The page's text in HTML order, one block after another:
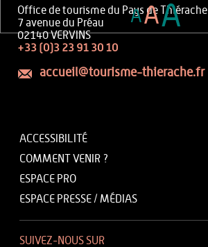
Office de tourisme du Pays de Thiérache
7 avenue du Préau
02140 VERVINS
+33 (0)3 23 91 30 10
accueil@tourisme-thierache.fr
ACCESSIBILITÉ
COMMENT VENIR ?
ESPACE PRO
ESPACE PRESSE / MÉDIAS
SUIVEZ-NOUS SUR
AAA